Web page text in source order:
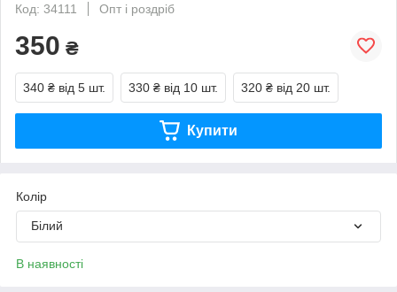
Код: 34111
Опт і роздріб
350 ₴
340 ₴ від 5 шт. 330 ₴ від 10 шт. 320 ₴ від 20 шт.
Купити
Колір
Білий
В наявності